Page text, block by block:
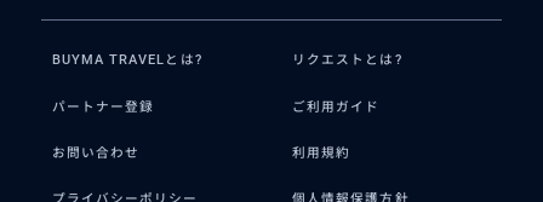
BUYMA TRAVELとは? リクエストとは?
パートナー登録 ご利用ガイド
お問い合わせ 利用規約